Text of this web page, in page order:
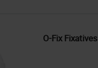
O-Fix Fixatives